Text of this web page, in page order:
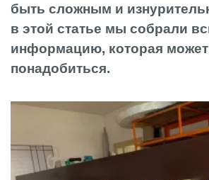
быть сложным и
в этой статье мы собрали
информацию, которая
понадобиться.